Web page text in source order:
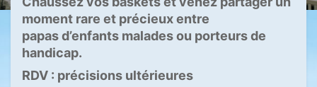
moment rare et précieux entre
papas d’enfants malades ou porteurs de
handicap.
RDV : précisions ultérieures